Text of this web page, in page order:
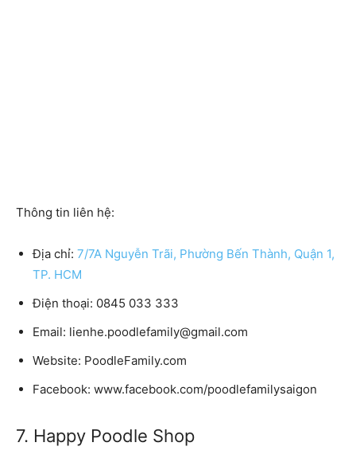
Thông tin liên hệ:
Địa chỉ: 7/7A Nguyễn Trãi, Phường Bến Thành, Quận 1,
TP. HCM
Điện thoại: 0845 033 333
Email: lienhe.poodlefamily@gmail.com
Website: PoodleFamily.com
Facebook: www.facebook.com/poodlefamilysaigon
7. Happy Poodle Shop